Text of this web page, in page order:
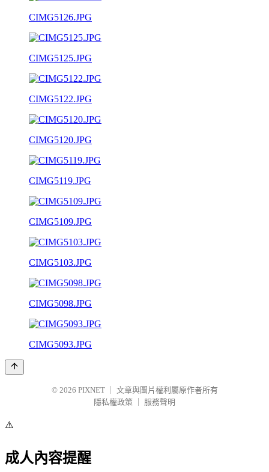
CIMG5126.JPG
CIMG5125.JPG
CIMG5122.JPG
CIMG5120.JPG
CIMG5119.JPG
CIMG5109.JPG
CIMG5103.JPG
CIMG5098.JPG
CIMG5093.JPG
© 2026 PIXNET
文章與圖片權利屬原作者所有
隱私權政策
服務聲明
⚠️
成人內容提醒